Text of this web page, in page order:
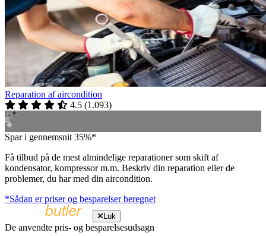
Reparation af aircondition
4.5 (1.093)
Spar i gennemsnit 35%*
Få tilbud på de mest almindelige reparationer som skift af
kondensator, kompressor m.m. Beskriv din reparation eller de
problemer, du har med din aircondition.
*Sådan er priser og besparelser beregnet
Luk
De anvendte pris- og besparelsesudsagn